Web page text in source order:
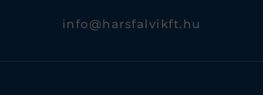
info@harsfalvikft.hu